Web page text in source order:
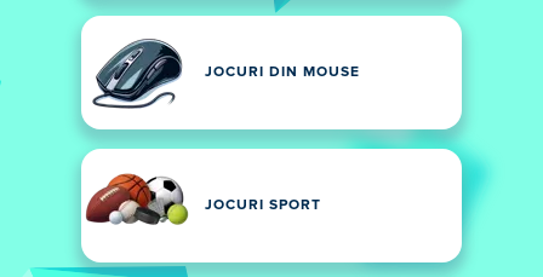
JOCURI DIN MOUSE
JOCURI SPORT